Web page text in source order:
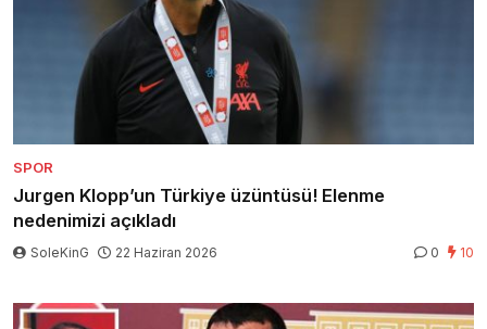
SPOR
Jurgen Klopp’un Türkiye üzüntüsü! Elenme
nedenimizi açıkladı
SoleKinG 22 Haziran 2026 0 10